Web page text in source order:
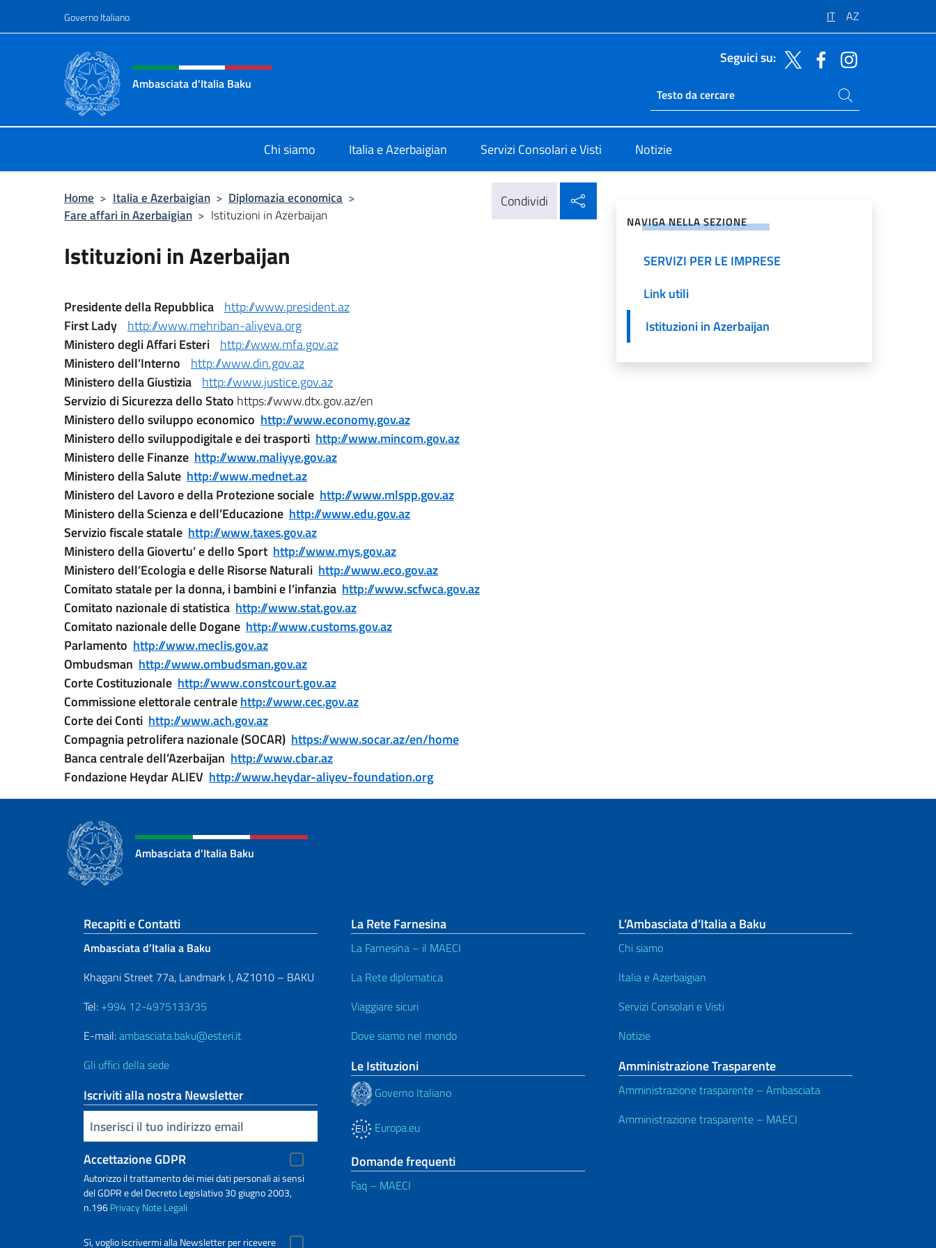
Governo Italiano IT AZ
Intestazione sito, social e menù
Ambasciata d'Italia Baku
Seguici su:
Ricerca sito live
Cerca nel sito
Chi siamo Italia e Azerbaigian Servizi Consolari e Visti Notizie
Home > Italia e Azerbaigian > Diplomazia economica >
Fare affari in Azerbaigian > Istituzioni in Azerbaijan
Condividi
Istituzioni in Azerbaijan
Presidente della Repubblica http://www.president.az
First Lady http://www.mehriban-aliyeva.org
Ministero degli Affari Esteri http://www.mfa.gov.az
Ministero dell’Interno
http://www.din.gov.az
Ministero della Giustizia http://www.justice.gov.az
Servizio di Sicurezza dello Stato https://www.dtx.gov.az/en
Ministero dello sviluppo economico http://www.economy.gov.az
Ministero dello sviluppodigitale e dei trasporti http://www.mincom.gov.az
Ministero delle Finanze http://www.maliyye.gov.az
Ministero della Salute http://www.mednet.az
Ministero del Lavoro e della Protezione sociale http://www.mlspp.gov.az
Ministero della Scienza e dell’Educazione http://www.edu.gov.az
Servizio fiscale statale http://www.taxes.gov.az
Ministero della Giovertu’ e dello Sport http://www.mys.gov.az
Ministero dell’Ecologia e delle Risorse Naturali http://www.eco.gov.az
Comitato statale per la donna, i bambini e l’infanzia http://www.scfwca.gov.az
Comitato nazionale di statistica http://www.stat.gov.az
Comitato nazionale delle Dogane http://www.customs.gov.az
Parlamento http://www.meclis.gov.az
Ombudsman http://www.ombudsman.gov.az
Corte Costituzionale http://www.constcourt.gov.az
Commissione elettorale centralehttp://www.cec.gov.az
Corte dei Conti http://www.ach.gov.az
Compagnia petrolifera nazionale (SOCAR) https://www.socar.az/en/home
Banca centrale dell’Azerbaijan http://www.cbar.az
Fondazione Heydar ALIEV http://www.heydar-aliyev-foundation.org
NAVIGA NELLA SEZIONE
SERVIZI PER LE IMPRESE
Link utili
Istituzioni in Azerbaijan
Ambasciata d'Italia Baku
Sezione footer
Recapiti e Contatti
Ambasciata d’Italia a Baku
Khagani Street 77a, Landmark I, AZ1010 – BAKU
Tel: +994 12-4975133/35
E-mail:ambasciata.baku@esteri.it
Gli uffici della sede
Iscriviti alla nostra Newsletter
Inserisci la tua email
Accettazione GDPR
Autorizzo il trattamento dei miei dati personali ai sensi
del GDPR e del Decreto Legislativo 30 giugno 2003,
n.196PrivacyNote Legali
Sì, voglio iscrivermi alla Newsletter per ricevere
La Rete Farnesina
La Farnesina – il MAECI
La Rete diplomatica
Viaggiare sicuri
Dove siamo nel mondo
Le Istituzioni
Governo Italiano
Europa.eu
Domande frequenti
Faq – MAECI
L’Ambasciata d’Italia a Baku
Chi siamo
Italia e Azerbaigian
Servizi Consolari e Visti
Notizie
Amministrazione Trasparente
Amministrazione trasparente – Ambasciata
Amministrazione trasparente – MAECI